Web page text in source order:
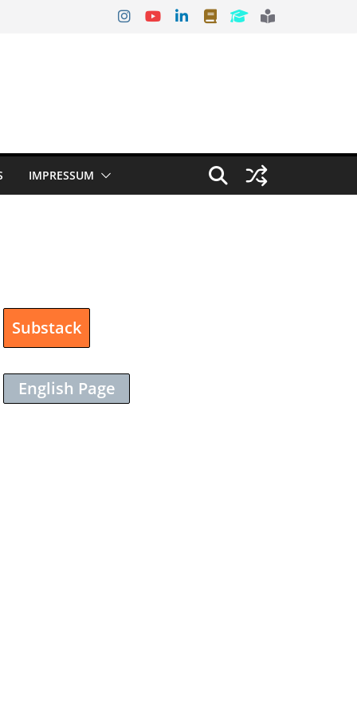
IMPRESSUM
Substack
English Page